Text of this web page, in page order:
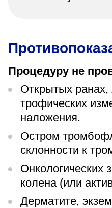
Процедуру не
Открытых ранах,
трофических
наложения.
Остром
склонности к
Онкологических
колена (или
Дерматите,